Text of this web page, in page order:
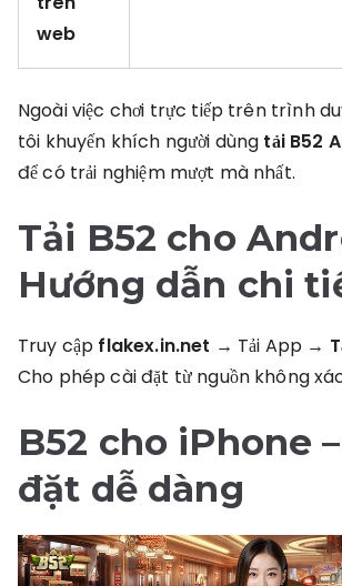
web
Ngoài việc chơi trực tiếp trên trình
tôi khuyến khích người dùng tải B52
để có trải nghiệm mượt mà nhất.
Tải B52 cho
Hướng dẫn chi
Truy cập flakex.in.net → Tải App →
Cho phép cài đặt từ nguồn không
B52 cho iPhone
đặt dễ dàng